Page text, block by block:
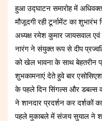
हुआ उद्घाटन समारोह में
मौजूदगी रही टूर्नामेंट का शुभारंभ
अध्यक्ष रमेश कुमार जायसवाल एवं
नारंग ने संयुक्त रूप से दीप
को खेल भावना के साथ
शुभकामनाएं देते हुवे बार
के पहले दिन सिंगल्स और डबल्स
ने शानदार प्रदर्शन कर दर्शकों
पहले मुकाबले में संजय सुयाल ने